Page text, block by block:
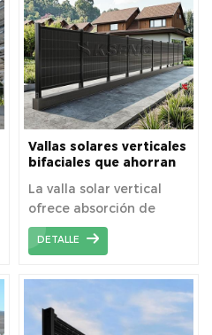
Vallas solares verticales
bifaciales que ahorran
largo plazo
La valla solar vertical
ofrece absorción de
energía por ambos lados,
maximizando la
especialmente durante
la mañana y la tarde. Es
una solución que
DETALLE